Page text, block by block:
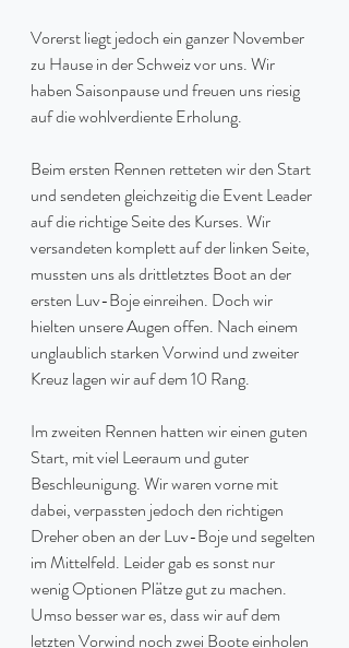
Vorerst liegt jedoch ein ganzer November
zu Hause in der Schweiz vor uns. Wir
haben Saisonpause und freuen uns riesig
auf die wohlverdiente Erholung.
Beim ersten Rennen retteten wir den Start
und sendeten gleichzeitig die Event Leader
auf die richtige Seite des Kurses. Wir
versandeten komplett auf der linken Seite,
mussten uns als drittletztes Boot an der
ersten Luv-Boje einreihen. Doch wir
hielten unsere Augen offen. Nach einem
unglaublich starken Vorwind und zweiter
Kreuz lagen wir auf dem 10 Rang.
Im zweiten Rennen hatten wir einen guten
Start, mit viel Leeraum und guter
Beschleunigung. Wir waren vorne mit
dabei, verpassten jedoch den richtigen
Dreher oben an der Luv-Boje und segelten
im Mittelfeld. Leider gab es sonst nur
wenig Optionen Plätze gut zu machen.
Umso besser war es, dass wir auf dem
letzten Vorwind noch zwei Boote einholen